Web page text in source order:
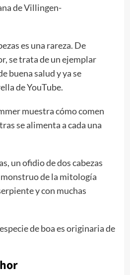
de Villingen-
es una rareza. De
se trata de un ejemplar
buena salud y ya se
de YouTube.
muestra cómo comen
se alimenta a cada una
un ofidio de dos cabezas
de la mitología
y con muchas
de boa es originaria de